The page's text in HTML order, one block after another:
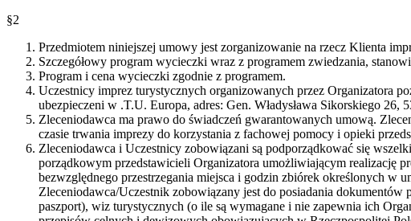
§2
Przedmiotem niniejszej umowy jest zorganizowanie na rzecz Klienta
Szczegółowy program wycieczki wraz z programem zwiedzania,
Program i cena wycieczki zgodnie z programem.
Uczestnicy imprez turystycznych organizowanych przez Organizatora
ubezpieczeni w .T.U. Europa, adres: Gen. Władysława Sikorskiego 26,
Zleceniodawca ma prawo do świadczeń gwarantowanych umową.
czasie trwania imprezy do korzystania z fachowej pomocy i opieki
Zleceniodawca i Uczestnicy zobowiązani są podporządkować się
porządkowym przedstawicieli Organizatora umożliwiającym realizację
bezwzględnego przestrzegania miejsca i godzin zbiórek określonych w
Zleceniodawca/Uczestnik zobowiązany jest do posiadania dokumentów
paszport), wiz turystycznych (o ile są wymagane i nie zapewnia ich